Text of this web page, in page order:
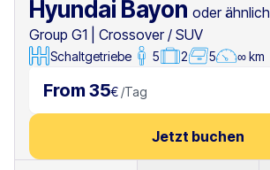
Hyundai Bayon oder ähnlich
Group G1
Crossover / SUV
Schaltgetriebe 5 2 5 ∞ km
From 35€ /Tag
Jetzt buchen